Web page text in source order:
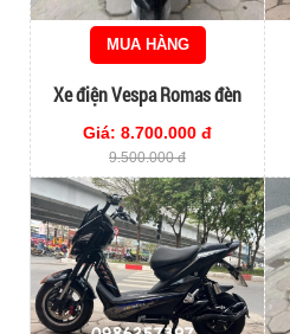
MUA HÀNG
Xe điện Vespa Romas đèn
Giá: 8.700.000 đ
9.500.000 đ